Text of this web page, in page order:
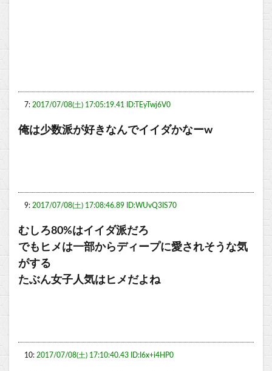
7: 2017/07/08(土) 17:05:19.41 ID:TEyTwj6V0
俺は少数派が好きなんでイイダかなーw
9: 2017/07/08(土) 17:08:46.89 ID:WUvQ3IS70
むしろ80%はイイダ派だろ
でもヒメは一部からディープに愛されそうな気
がする
たぶん女子人気はヒメだよね
10: 2017/07/08(土) 17:10:40.43 ID:I6x+i4HP0